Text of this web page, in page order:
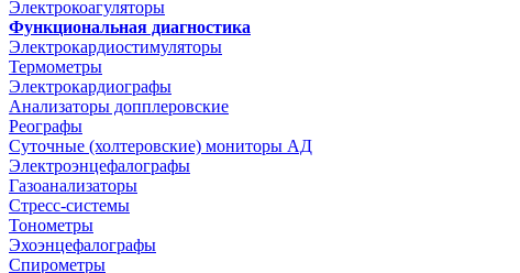
Электрокоагуляторы
Функциональная диагностика
Электрокардиостимуляторы
Термометры
Электрокардиографы
Анализаторы допплеровские
Реографы
Суточные (холтеровские) мониторы АД
Электроэнцефалографы
Газоанализаторы
Стресс-системы
Тонометры
Эхоэнцефалографы
Спирометры